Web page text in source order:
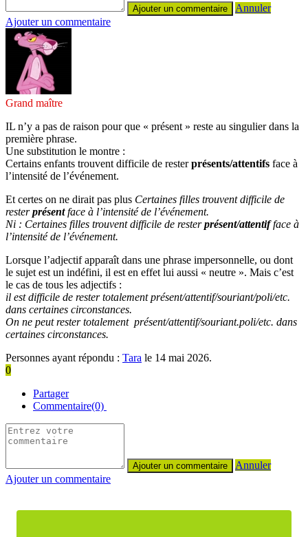
Annuler
Ajouter un commentaire
Grand maître
IL n’y a pas de raison pour que « présent » reste au singulier dans la
première phrase.
Une substitution le montre :
Certains enfants trouvent difficile de resterprésents/attentifs face à
l’intensité de l’événement.
Et certes on ne dirait pas plus Certaines filles trouvent difficile de
resterprésentface à l’intensité de l’événement.
Ni : Certaines filles trouvent difficile de resterprésent/attentifface à
l’intensité de l’événement.
Lorsque l’adjectif apparaît dans une phrase impersonnelle, ou dont
le sujet est un indéfini, il est en effet lui aussi « neutre ». Mais c’est
le cas de tous les adjectifs :
il est difficile de rester totalement présent/attentif/souriant/poli/etc.
dans certaines circonstances.
On ne peut rester totalement présent/attentif/souriant.poli/etc. dans
certaines circonstances.
Personnes ayant répondu : Tara le 14 mai 2026.
0
Partager
Commentaire(0)
Annuler
Ajouter un commentaire